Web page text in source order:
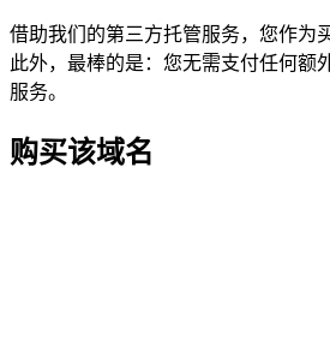
借助我们的第三方托管服务，您作为
此外，最棒的是：您无需支付任何额
服务。
购买该域名